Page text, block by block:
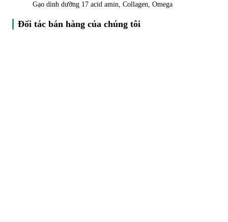
Gạo dinh dưỡng 17 acid amin, Collagen, Omega
Đối tác bán hàng của chúng tôi